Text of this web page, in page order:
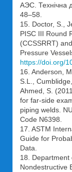
АЭС. Технічна
48–58.
15. Doctor, S.,
PISC III Round
(CCSSRRT)
Pressure
https://doi.org/
16. Anderson,
S.L.,
Ahmed, S.
for far-side
piping welds.
Code N6398.
17. ASTM
Guide for
Data.
18. Department
Nondestructive